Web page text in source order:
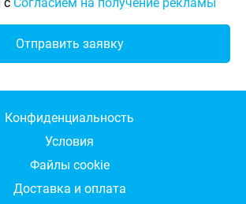
Конфиденциальность
Условия
Файлы cookie
Доставка и оплата